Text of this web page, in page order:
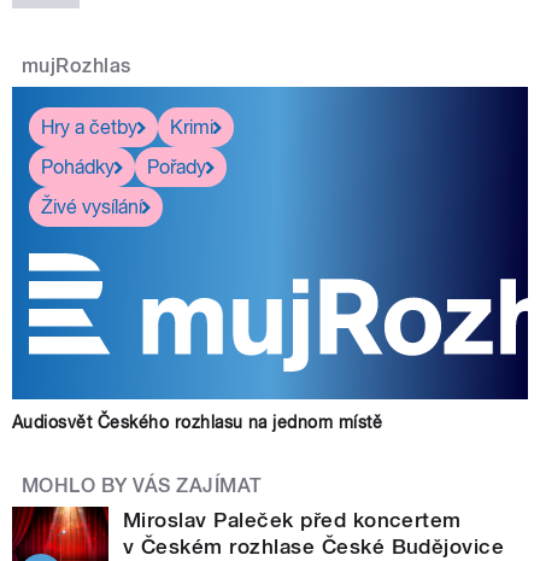
mujRozhlas
Hry a četby
Krimi
Pohádky
Pořady
Živé vysílání
Audiosvět Českého rozhlasu na jednom místě
MOHLO BY VÁS ZAJÍMAT
Miroslav Paleček před koncertem
v Českém rozhlase České Budějovice